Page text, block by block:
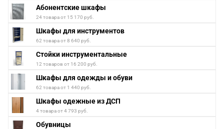
Абонентские шкафы
24 товара от 15 170 руб.
Шкафы для инструментов
62 товара от 8 640 руб.
Стойки инструментальные
12 товаров от 16 200 руб.
Шкафы для одежды и обуви
62 товара от 1 440 руб.
Шкафы одежные из ДСП
4 товара от 4 793 руб.
Обувницы